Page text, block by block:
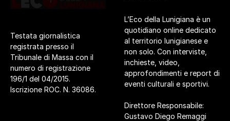
Testata giornalistica
registrata presso il
Tribunale di Massa con il
numero di registrazione
196/1 del 04/2015.
Iscrizione ROC. N. 36086.
L’Eco della Lunigiana è un
quotidiano online dedicato
al territorio lunigianese e
non solo. Con interviste,
inchieste, video,
approfondimenti e report di
eventi culturali e sportivi.
Direttore Responsabile:
Gustavo Diego Remaggi